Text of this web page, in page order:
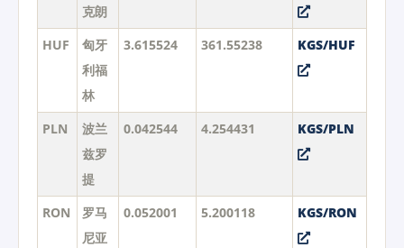
克朗
HUF
匈牙
利福
林
3.615524 361.55238 KGS/HUF
PLN
波兰
兹罗
提
0.042544 4.254431 KGS/PLN
RON
罗马
尼亚
0.052001 5.200118 KGS/RON